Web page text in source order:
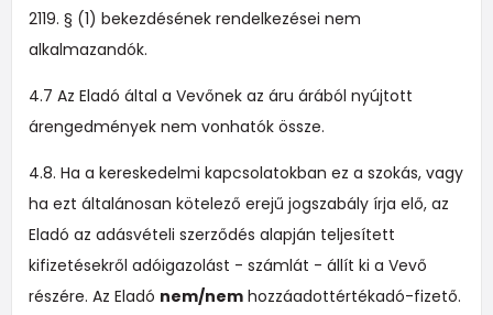
2119. § (1) bekezdésének rendelkezései nem
alkalmazandók.
4.7 Az Eladó által a Vevőnek az áru árából nyújtott
árengedmények nem vonhatók össze.
4.8. Ha a kereskedelmi kapcsolatokban ez a szokás, vagy
ha ezt általánosan kötelező erejű jogszabály írja elő, az
Eladó az adásvételi szerződés alapján teljesített
kifizetésekről adóigazolást - számlát - állít ki a Vevő
részére. Az Eladó nem/nem hozzáadottértékadó-fizető.